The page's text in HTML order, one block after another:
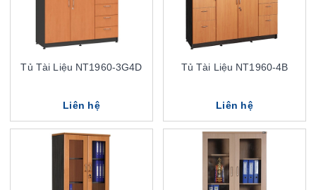
Tủ Tài Liệu NT1960-3G4D
Liên hệ
Tủ Tài Liệu NT1960-4B
Liên hệ